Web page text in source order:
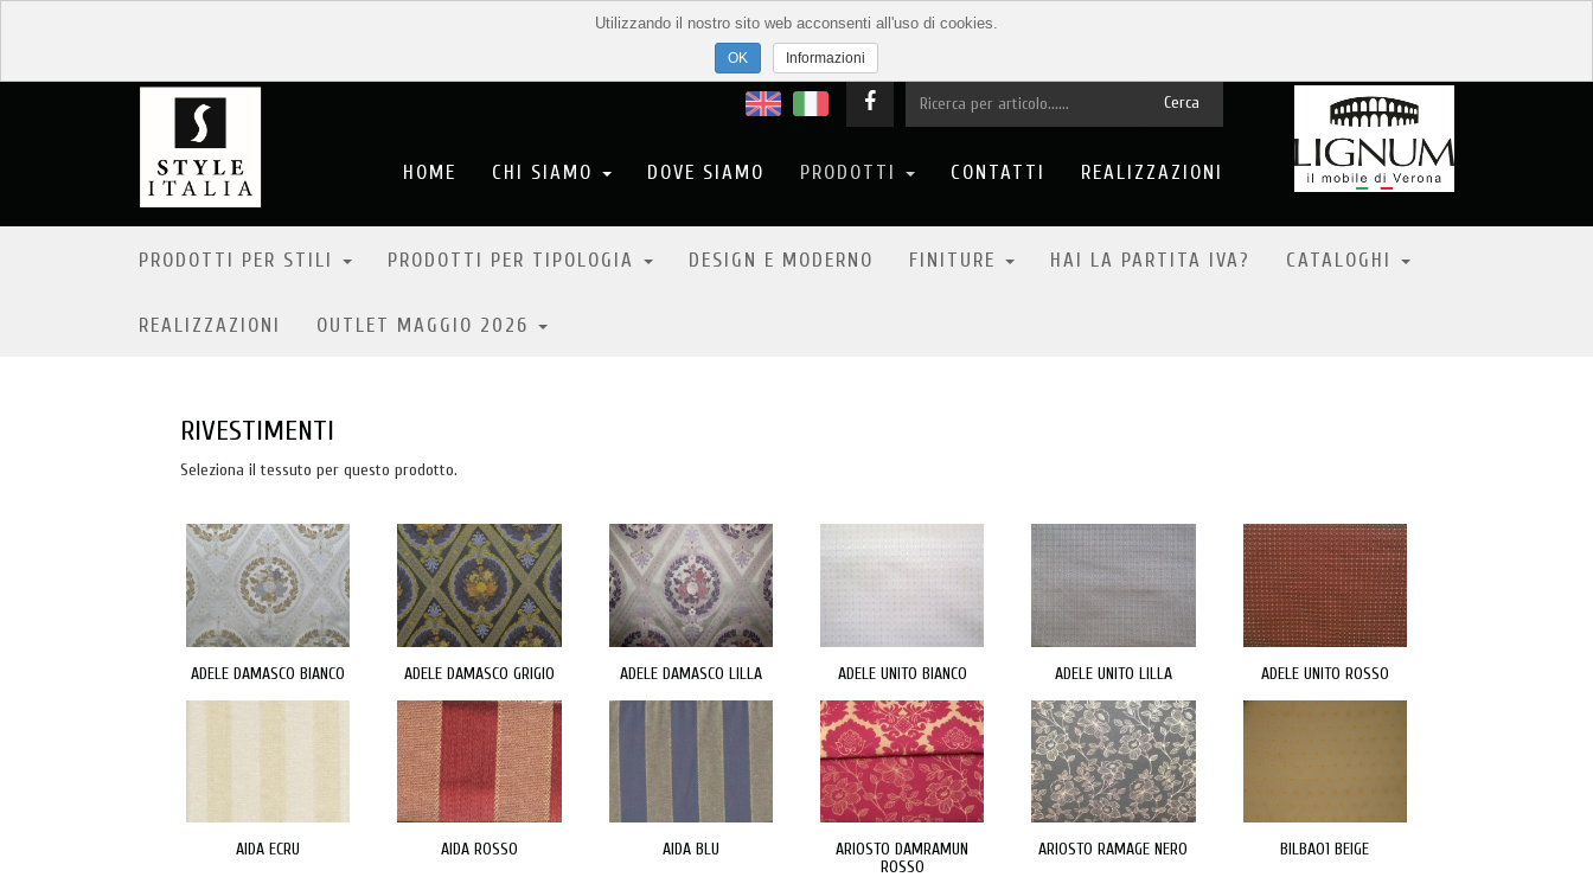
Cerca
HOME CHI SIAMO DOVE SIAMO PRODOTTI CONTATTI REALIZZAZIONI
PRODOTTI PER STILI PRODOTTI PER TIPOLOGIA DESIGN E MODERNO FINITURE HAI LA PARTITA IVA? CATALOGHI
REALIZZAZIONI OUTLET MAGGIO 2026
RIVESTIMENTI
Seleziona il tessuto per questo prodotto.
ADELE DAMASCO BIANCO ADELE DAMASCO GRIGIO ADELE DAMASCO LILLA ADELE UNITO BIANCO ADELE UNITO LILLA ADELE UNITO ROSSO
AIDA ECRU AIDA ROSSO AIDA BLU
ARIOSTO DAMRAMUN
ROSSO
ARIOSTO RAMAGE NERO BILBAO1 BEIGE
dei nostri prodotti sia cartecei che digitali (cataloghi, sito internet, foto ecc.....) in vostro possesso.
Pertanto, qualora riceviate ordinativi o richieste dei nostri prodotti dovrete esclusivamente
Utilizzando il nostro sito web acconsenti all'uso di cookies.
Informazioni